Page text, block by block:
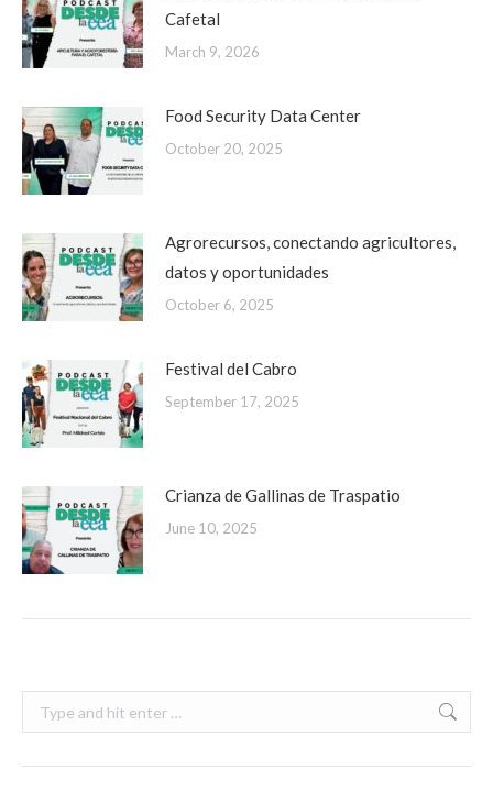
Cafetal
March 9, 2026
Food Security Data Center
October 20, 2025
Agrorecursos, conectando agricultores,
datos y oportunidades
October 6, 2025
Festival del Cabro
September 17, 2025
Crianza de Gallinas de Traspatio
June 10, 2025
Search: